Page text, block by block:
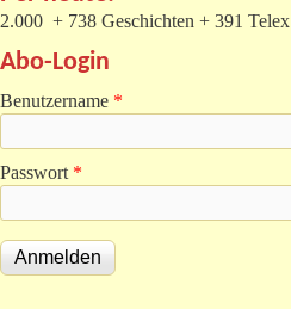
2.000 + 738 Geschichten + 391 Telex
Abo-Login
Benutzername *
Passwort *